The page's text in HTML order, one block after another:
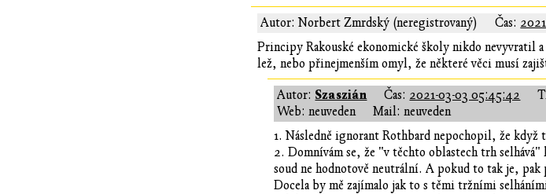
Autor: Norbert Zmrdský (neregistrovaný) Čas:
Principy Rakouské ekonomické školy nikdo nevyvratil
lež, nebo přinejmenším omyl, že některé věci musí
Autor: Szaszián Čas: 2021-03-03 05:45:42
Web: neuveden
Mail: neuveden
1. Následně ignorant Rothbard nepochopil, že
2. Domnívám se, že "v těchto oblastech trh
soud ne hodnotově neutrální. A pokud to tak je, pak
Docela by mě zajímalo jak to s těmi tržními